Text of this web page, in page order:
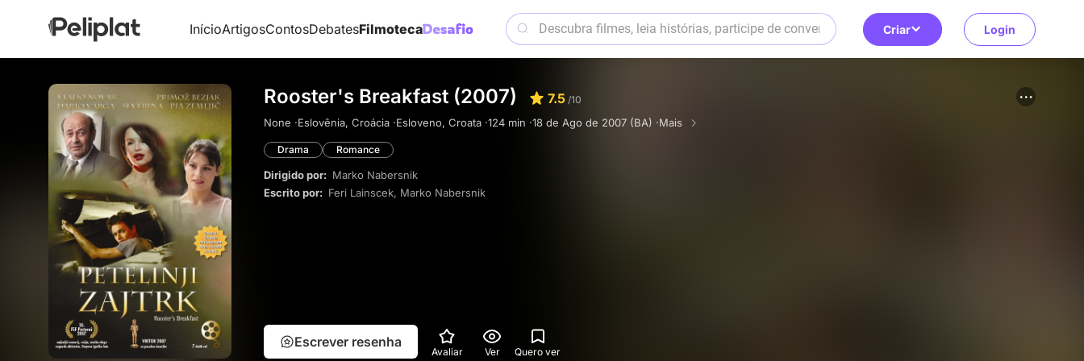
InícioArtigosContosDebatesFilmoteca Criar Login
Rooster's Breakfast (2007) 7.5 /10
None ·Eslovênia, Croácia ·Esloveno, Croata ·124 min ·18 de Ago de 2007 (BA) ·Mais
Drama Romance
Dirigido por: Marko Nabersnik
Escrito por: Feri Lainscek, Marko Nabersnik
Escrever resenha
Avaliar Ver Quero ver